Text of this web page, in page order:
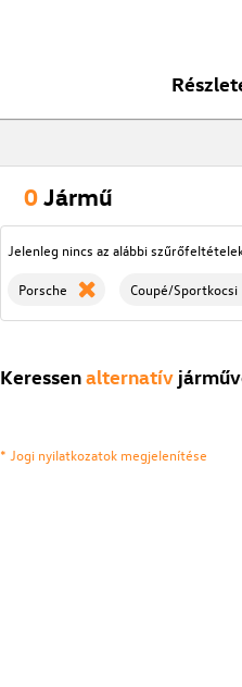
0Jármű
Jelenleg nincs az alábbi
Porsche Coupé/Sportkocsi
Keressenalternatív
* Jogi nyilatkozatok megjelenítése